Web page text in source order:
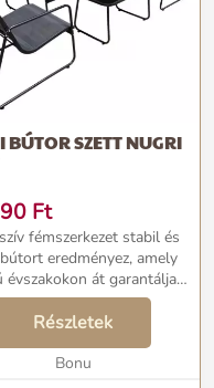
BÚTOR SZETT NUGRI
Ft
fémszerkezet stabil és
eredményez, amely
évszakokon át garantálja a
használatot. Az
asztallap stílusosnak
könnyen tisztán tartható.
Részletek
Bonu